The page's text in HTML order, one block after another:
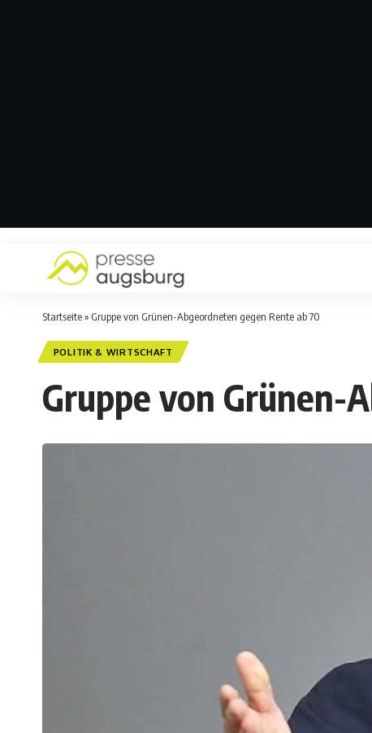
Startseite» Gruppe von Grünen-Abgeordneten gegen Rente ab 70
POLITIK & WIRTSCHAFT
Gruppe von Grünen-